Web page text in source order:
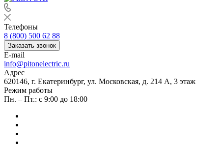
Телефоны
8 (800) 500 62 88
Заказать звонок
E-mail
info@pitonelectric.ru
Адрес
620146, г. Екатеринбург, ул. Московская, д. 214 А, 3 этаж
Режим работы
Пн. – Пт.: с 9:00 до 18:00